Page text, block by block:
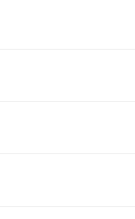
可以下载炒股